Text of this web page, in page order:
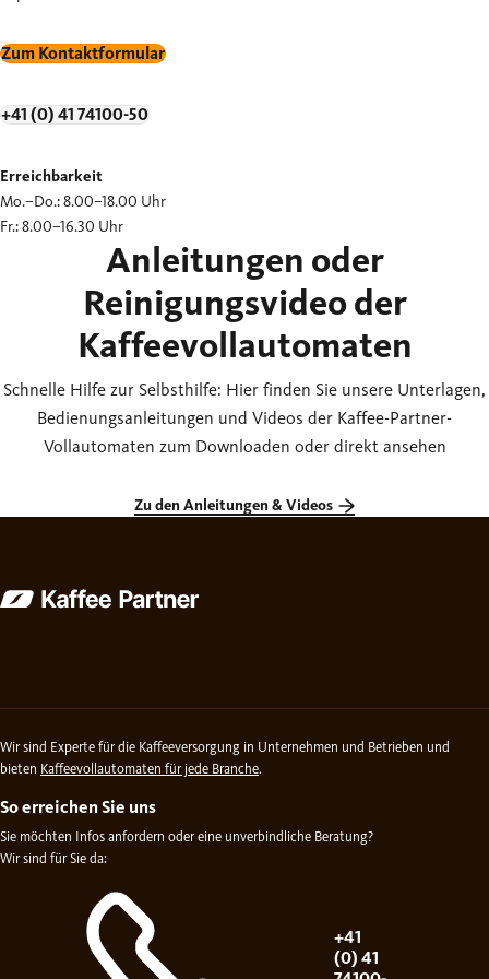
Zum Kontaktformular
+41 (0) 41 74100-50
Erreichbarkeit
Mo.–Do.: 8.00–18.00 Uhr
Fr.: 8.00–16.30 Uhr
Anleitungen oder
Reinigungsvideo der
Kaffeevollautomaten
Schnelle Hilfe zur Selbsthilfe: Hier finden Sie unsere Unterlagen,
Bedienungsanleitungen und Videos der Kaffee-Partner-
Vollautomaten zum Downloaden oder direkt ansehen
Zu den Anleitungen & Videos
Wir sind Experte für die Kaffeeversorgung in Unternehmen und Betrieben und
bieten Kaffeevollautomaten für jede Branche.
So erreichen Sie uns
Sie möchten Infos anfordern oder eine unverbindliche Beratung?
Wir sind für Sie da:
+41
(0) 41